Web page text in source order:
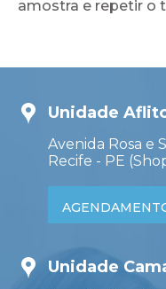
amostra e repetir o
Unidade
Avenida Rosa e
Recife - PE
Unidade